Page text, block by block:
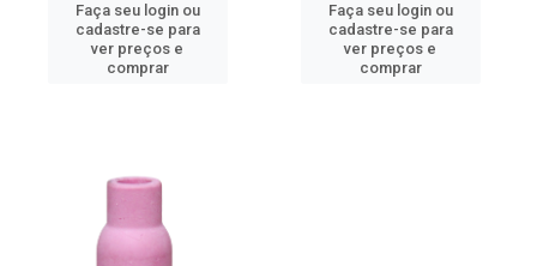
Faça seu login ou
cadastre-se para
ver preços e
comprar
Faça seu login ou
cadastre-se para
ver preços e
comprar